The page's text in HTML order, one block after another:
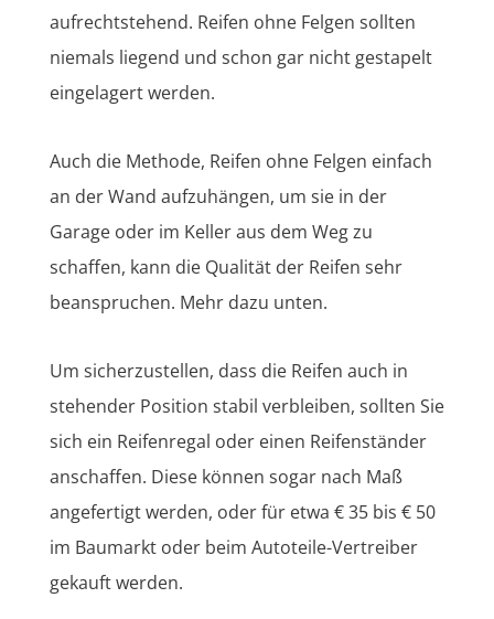
aufrechtstehend. Reifen ohne Felgen sollten
niemals liegend und schon gar nicht gestapelt
eingelagert werden.
Auch die Methode, Reifen ohne Felgen einfach
an der Wand aufzuhängen, um sie in der
Garage oder im Keller aus dem Weg zu
schaffen, kann die Qualität der Reifen sehr
beanspruchen. Mehr dazu unten.
Um sicherzustellen, dass die Reifen auch in
stehender Position stabil verbleiben, sollten Sie
sich ein Reifenregal oder einen Reifenständer
anschaffen. Diese können sogar nach Maß
angefertigt werden, oder für etwa € 35 bis € 50
im Baumarkt oder beim Autoteile-Vertreiber
gekauft werden.